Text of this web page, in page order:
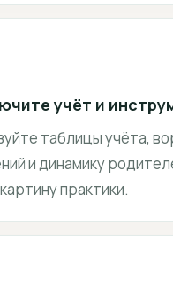
учёт и
таблицы учёта,
и динамику
практики.